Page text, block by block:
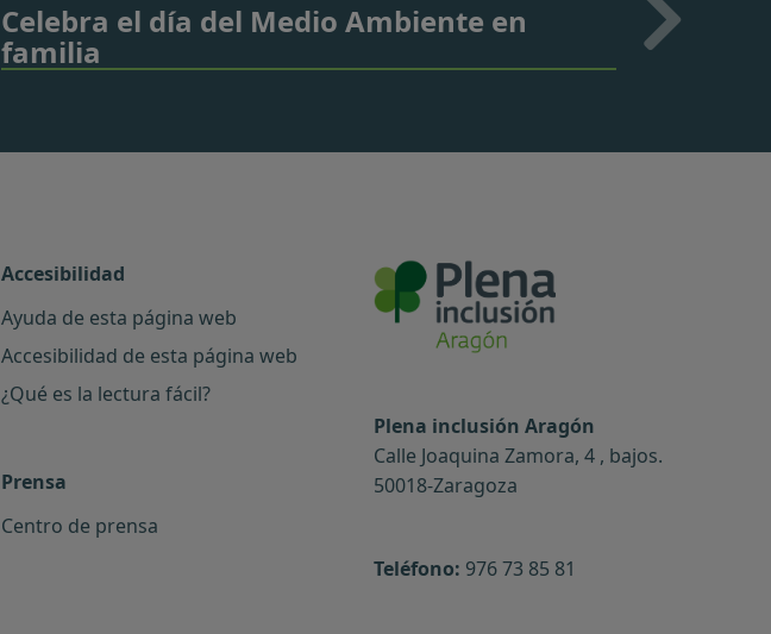
Celebra el día del Medio Ambiente en
familia
Accesibilidad
Ayuda de esta página web
Accesibilidad de esta página web
¿Qué es la lectura fácil?
Prensa
Centro de prensa
Plena inclusión Aragón
Calle Joaquina Zamora, 4 , bajos.
50018-Zaragoza
Teléfono: 976 73 85 81